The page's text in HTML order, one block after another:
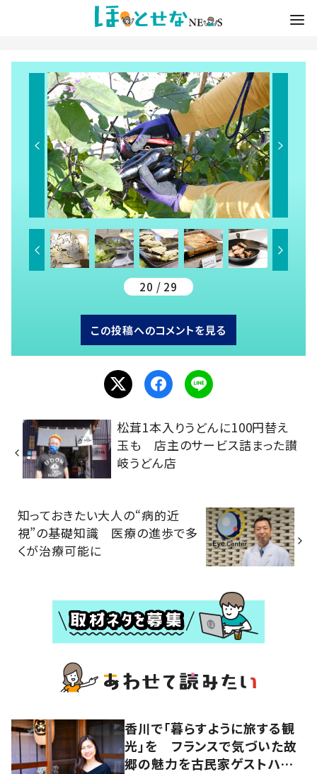
20 / 29
この投稿へのコメントを見る
松茸1本入りうどんに100円替え
玉も 店主のサービス詰まった讃
岐うどん店
知っておきたい大人の“病的近
視”の基礎知識 医療の進歩で多
くが治療可能に
香川で「暮らすように旅する観
光」を フランスで気づいた故
郷の魅力を古民家ゲストハウス